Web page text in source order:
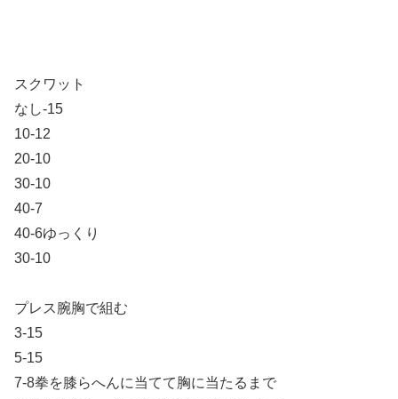
スクワット
なし-15
10-12
20-10
30-10
40-7
40-6ゆっくり
30-10
プレス腕胸で組む
3-15
5-15
7-8拳を膝らへんに当てて胸に当たるまで